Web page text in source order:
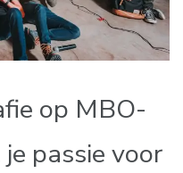
op MBO-
passie voor